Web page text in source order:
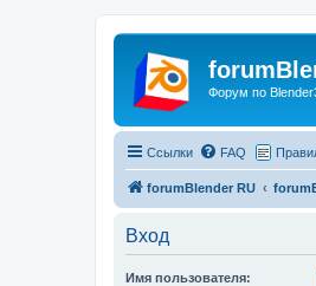
Форум по
Ссылки FAQ
forumBlender RU
Вход
Имя пользователя: